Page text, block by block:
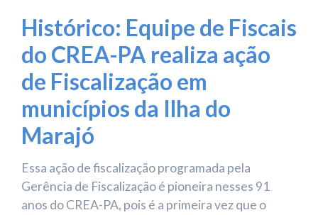
Histórico: Equipe de Fiscais
do CREA-PA realiza ação
de Fiscalização em
municípios da Ilha do
Marajó
Essa ação de fiscalização programada pela
Gerência de Fiscalização é pioneira nesses 91
anos do CREA-PA, pois é a primeira vez que o